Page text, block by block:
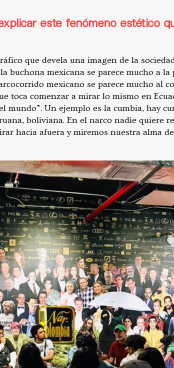
este fenómeno estético
que devela una imagen de la
buchona mexicana se parece mucho a la
mexicano se parece mucho al
toca comenzar a mirar lo mismo en
mundo”. Un ejemplo es la cumbia, hay
boliviana. En el narco nadie quiere
hacia afuera y miremos nuestra alma